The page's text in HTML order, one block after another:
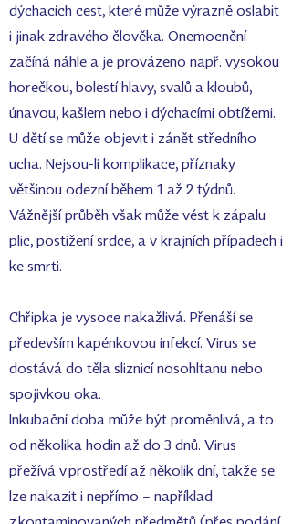
dýchacích cest, které může výrazně oslabit
i jinak zdravého člověka. Onemocnění
začíná náhle a je provázeno např. vysokou
horečkou, bolestí hlavy, svalů a kloubů,
únavou, kašlem nebo i dýchacími obtížemi.
U dětí se může objevit i zánět středního
ucha. Nejsou-li komplikace, příznaky
většinou odezní během 1 až 2 týdnů.
Vážnější průběh však může vést k zápalu
plic, postižení srdce, a v krajních případech i
ke smrti.
Chřipka je vysoce nakažlivá. Přenáší se
především kapénkovou infekcí. Virus se
dostává do těla sliznicí nosohltanu nebo
spojivkou oka.
Inkubační doba může být proměnlivá, a to
od několika hodin až do 3 dnů. Virus
přežívá v prostředí až několik dní, takže se
lze nakazit i nepřímo – například